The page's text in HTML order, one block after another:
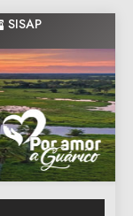
SISAP
de Guarico